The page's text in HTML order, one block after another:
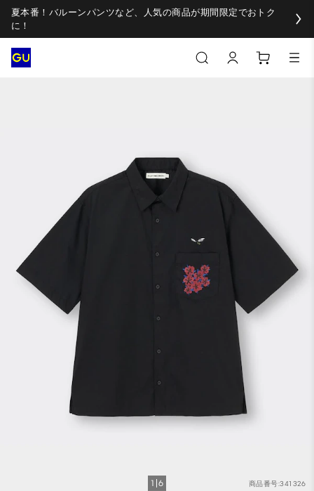
夏本番！バルーンパンツなど、人気の商品が期間限定でおトク
に！
商品番号:341326
1 6